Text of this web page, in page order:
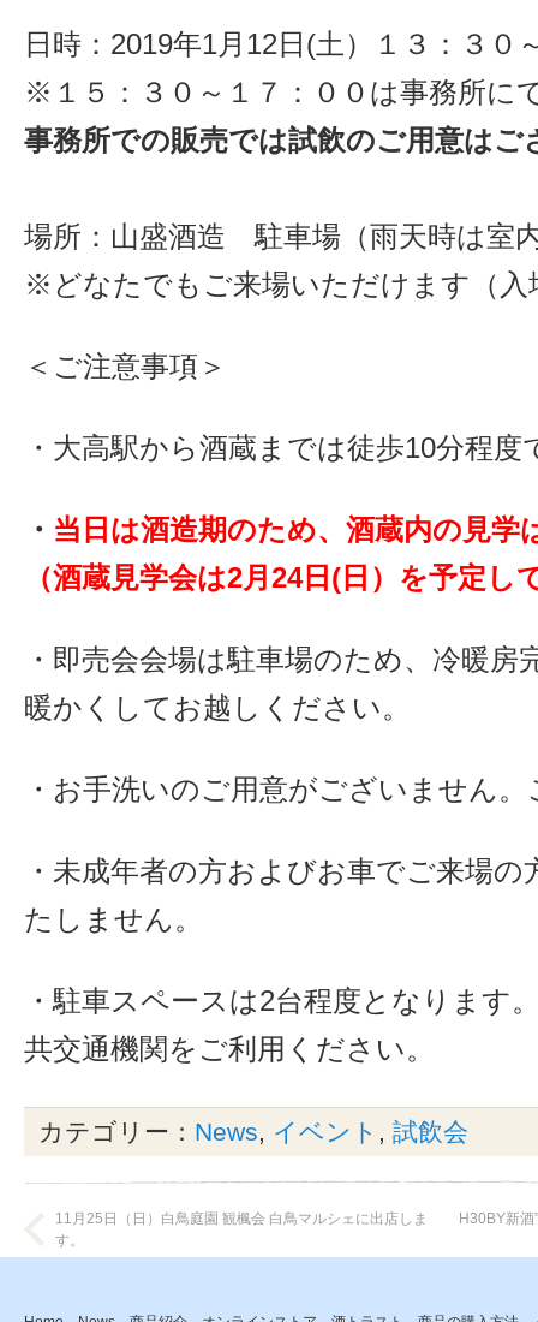
日時：2019年1月12日(土）１３：３０
※１５：３０～１７：００は事務所に
事務所での販売では試飲のご用意はご
場所：山盛酒造 駐車場（雨天時は室
※どなたでもご来場いただけます（入
＜ご注意事項＞
・大高駅から酒蔵までは徒歩10分程度
・ 当日は酒造期のため、酒蔵内の見学
（酒蔵見学会は2月24日(日）を予定し
・即売会会場は駐車場のため、冷暖
暖かくしてお越しください。
・お手洗いのご用意がございません
・未成年者の方およびお車でご来場
たしません。
・駐車スペースは2台程度となります
共交通機関をご利用ください。
カテゴリー： News, イベント , 試飲会
11月25日（日）白鳥庭園 観楓会 白鳥マルシェに出店しま
す。
H30BY新